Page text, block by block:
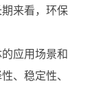
来看，环保
的应用场景和
、稳定性、